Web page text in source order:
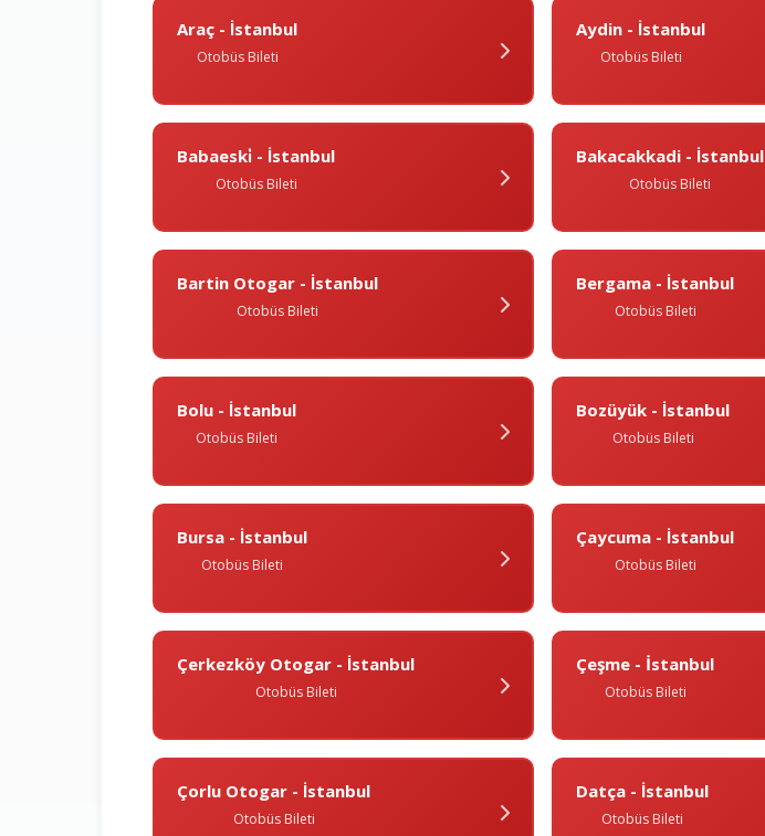
Araç - İstanbul
Otobüs Bileti
Aydin - İstanbul
Otobüs Bileti
Babaeski̇ - İstanbul
Otobüs Bileti
Bakacakkadi - İstanbul
Otobüs Bileti
Bartin Otogar - İstanbul
Otobüs Bileti
Bergama - İstanbul
Otobüs Bileti
Bolu - İstanbul
Otobüs Bileti
Bozüyük - İstanbul
Otobüs Bileti
Bursa - İstanbul
Otobüs Bileti
Çaycuma - İstanbul
Otobüs Bileti
Çerkezköy Otogar - İstanbul
Otobüs Bileti
Çeşme - İstanbul
Otobüs Bileti
Çorlu Otogar - İstanbul
Otobüs Bileti
Datça - İstanbul
Otobüs Bileti